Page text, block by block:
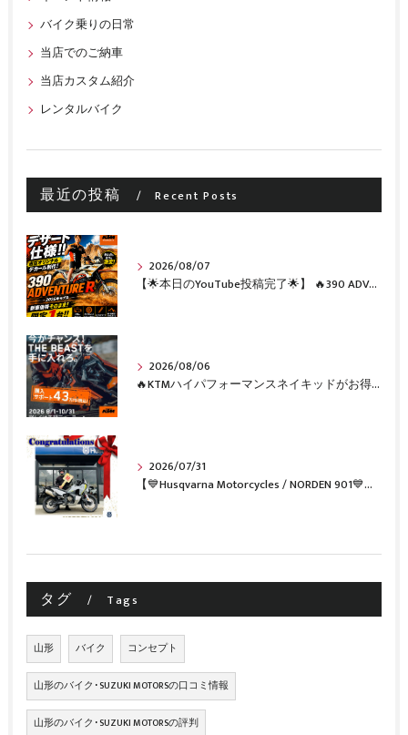
バイク乗りの日常
当店でのご納車
当店カスタム紹介
レンタルバイク
最近の投稿 Recent Posts
2026/08/07
【🌟本日のYouTube投稿完了🌟】 🔥390 ADVENTURE R × KTM山形 オリジナルデカール仕様誕生🔥
2026/08/06
🔥KTMハイパフォーマンスネイキッドがお得に手に入るチャンス🔥
2026/07/31
【💙Husqvarna Motorcycles / NORDEN 901💙】 ご納車おめでとうございます🎉✨
タグ Tags
山形 バイク コンセプト
山形のバイク･SUZUKI MOTORSの口コミ情報
山形のバイク･SUZUKI MOTORSの評判